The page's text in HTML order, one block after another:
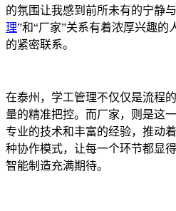
的氛围让我感到前所未有的宁静
理”和“厂家”关系有着浓厚兴趣的
的紧密联系。
在泰州，学工管理不仅仅是流程
量的精准把控。而厂家，则是这
专业的技术和丰富的经验，推动
种协作模式，让每一个环节都显
智能制造充满期待。